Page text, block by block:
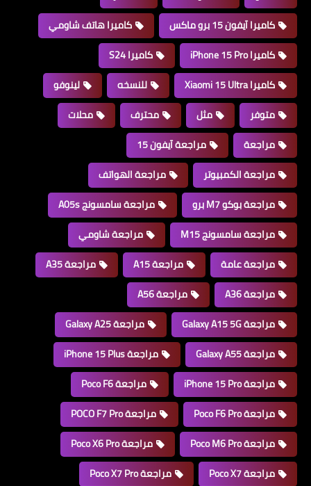
كاميرا آيفون 15 برو ماكس
كاميرا هاتف شاومي
كاميرا iPhone 15 Pro
كاميرا S24
كاميرا Xiaomi 15 Ultra
للنسخه
لينوفو
متوفر
مثل محترف
محلات
مراجعة
مراجعة آيفون 15
مراجعة الكمبيوتر
مراجعة الهواتف
مراجعة بوكو M7 برو
مراجعة سامسونج A05s
مراجعة سامسونج M15
مراجعة شاومي
مراجعة عامة
مراجعة A15
مراجعة A35
مراجعة A36
مراجعة A56
مراجعة Galaxy A15 5G
مراجعة Galaxy A25
مراجعة Galaxy A55
مراجعة iPhone 15 Plus
مراجعة iPhone 15 Pro
مراجعة Poco F6
مراجعة Poco F6 Pro
مراجعة POCO F7 Pro
مراجعة Poco M6 Pro
مراجعة Poco X6 Pro
مراجعة Poco X7
مراجعة Poco X7 Pro